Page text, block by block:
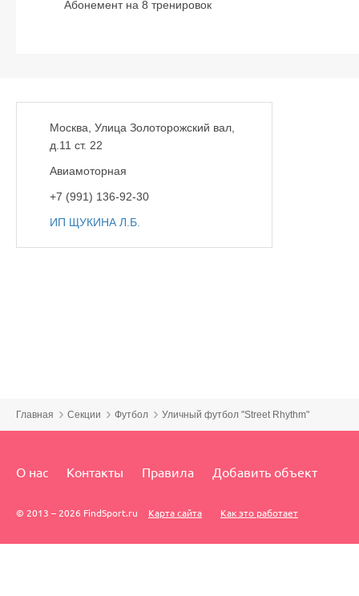
Абонемент на 8 тренировок
Москва, Улица Золоторожский вал,
д.11 ст. 22
Авиамоторная
+7 (991) 136-92-30
ИП ЩУКИНА Л.Б.
Главная Секции Футбол Уличный футбол "Street Rhythm"
О нас Контакты Правила Добавить объект
© 2013 – 2026 FindSport.ru Карта сайта Как это работает